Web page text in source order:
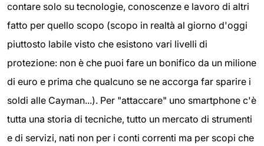
contare solo su tecnologie, conoscenze e lavoro di altri
fatto per quello scopo (scopo in realtà al giorno d'oggi
piuttosto labile visto che esistono vari livelli di
protezione: non è che puoi fare un bonifico da un milione
di euro e prima che qualcuno se ne accorga far sparire i
soldi alle Cayman...). Per "attaccare" uno smartphone c'è
tutta una storia di tecniche, tutto un mercato di strumenti
e di servizi, nati non per i conti correnti ma per scopi che